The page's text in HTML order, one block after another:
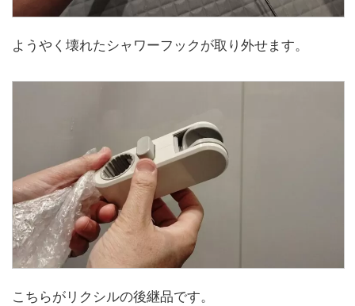
ようやく壊れたシャワーフックが取り外せます。
こちらがリクシルの後継品です。